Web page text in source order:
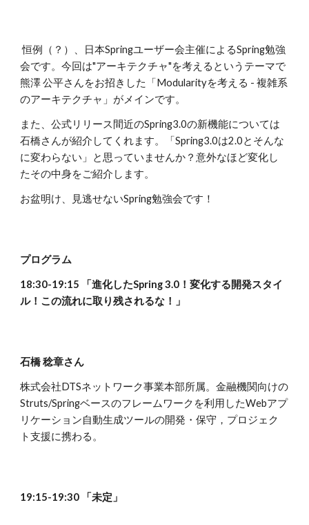
恒例（？）、日本Springユーザー会主催によるSpring勉強
会です。今回は"アーキテクチャ"を考えるというテーマで
熊澤 公平さんをお招きした「Modularityを考える - 複雑系
のアーキテクチャ」がメインです。
また、公式リリース間近のSpring3.0の新機能については
石橋さんが紹介してくれます。「Spring3.0は2.0とそんな
に変わらない」と思っていませんか？意外なほど変化し
たその中身をご紹介します。
お盆明け、見逃せないSpring勉強会です！
プログラム
18:30-19:15 「進化したSpring 3.0！変化する開発スタイ
ル！この流れに取り残されるな！」
石橋 稔章さん
株式会社DTSネットワーク事業本部所属。金融機関向けの
Struts/Springベースのフレームワークを利用したWebアプ
リケーション自動生成ツールの開発・保守，プロジェク
ト支援に携わる。
19:15-19:30 「未定」